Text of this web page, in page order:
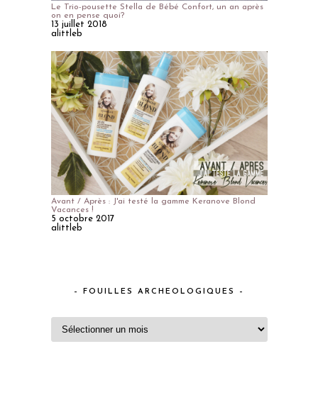
Le Trio-pousette Stella de Bébé Confort, un an après
on en pense quoi?
13 juillet 2018
alittleb
Avant / Après : J'ai testé la gamme Keranove Blond
Vacances !
5 octobre 2017
alittleb
– FOUILLES ARCHEOLOGIQUES –